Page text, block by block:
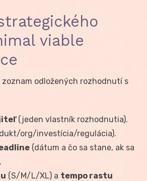
viable
odložených rozhodnutí s
(jeden vlastník rozhodnutia).
org/investícia/regulácia).
(dátum a čo sa stane, ak sa
(S/M/L/XL) a tempo rastu